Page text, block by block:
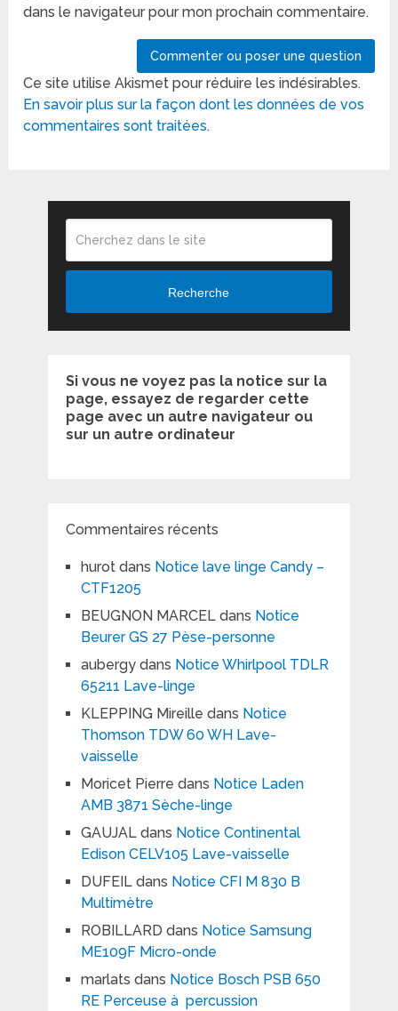
dans le navigateur pour mon prochain commentaire.
Ce site utilise Akismet pour réduire les indésirables.
En savoir plus sur la façon dont les données de vos
commentaires sont traitées.
Recherche
Si vous ne voyez pas la notice sur la
page, essayez de regarder cette
page avec un autre navigateur ou
sur un autre ordinateur
Commentaires récents
hurotdans Notice lave linge Candy –
CTF1205
BEUGNON MARCELdans Notice
Beurer GS 27 Pèse-personne
aubergydans Notice Whirlpool TDLR
65211 Lave-linge
KLEPPING Mireille dans Notice
Thomson TDW 60 WH Lave-
vaisselle
Moricet Pierre dans Notice Laden
AMB 3871 Sèche-linge
GAUJALdans Notice Continental
Edison CELV105 Lave-vaisselle
DUFEILdans Notice CFI M 830 B
Multimètre
ROBILLARD dans Notice Samsung
ME109F Micro-onde
marlats dans Notice Bosch PSB 650
RE Perceuse à percussion